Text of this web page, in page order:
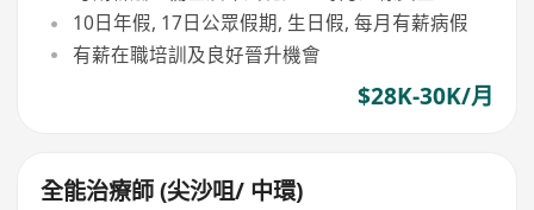
10日年假, 17日公眾假期, 生日假, 每月有薪病假
有薪在職培訓及良好晉升機會
$28K-30K/月
全能治療師 (尖沙咀/ 中環)